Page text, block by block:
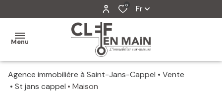
0 Fr
Menu
MON
Agence immobilière à Saint-Jans-Cappel
Vente
St jans cappel
Maison